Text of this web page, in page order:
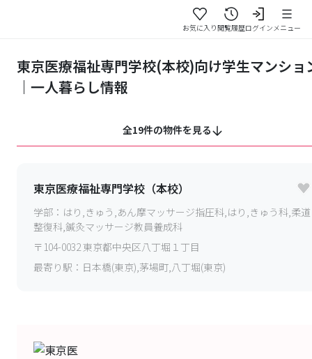
お気に入り閲覧履歴ログインメニュー
東京医療福祉専門学校(本校)向け学生マンショ
｜一人暮らし情報
全19件の物件を見る
東京医療福祉専門学校（本校）
学部： はり,きゅう,あん摩マッサージ指圧科,はり,きゅう科,柔道
整復科,鍼灸マッサージ教員養成科
〒 104-0032東京都中央区八丁堀１丁目
最寄り駅： 日本橋(東京),茅場町,八丁堀(東京)